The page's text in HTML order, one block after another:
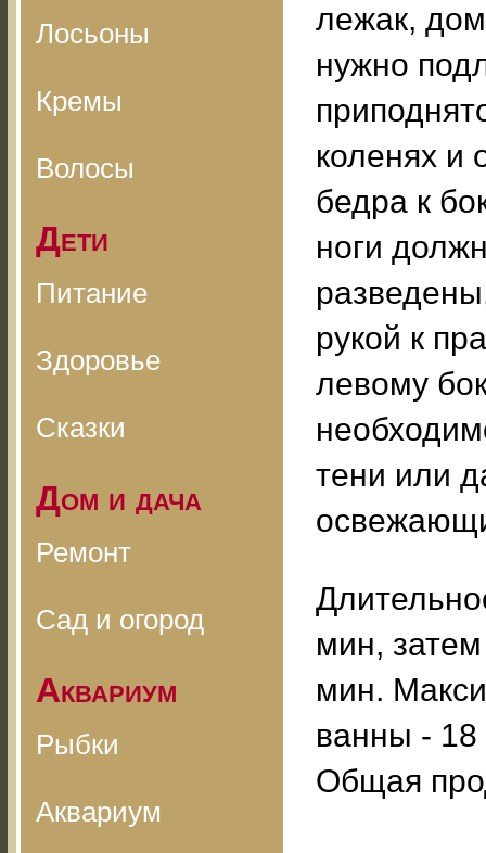
Лосьоны
Кремы
Волосы
Дети
Питание
Здоровье
Сказки
Дом и дача
Ремонт
Сад и огород
Аквариум
Рыбки
Аквариум
лежак,
нужно
коленях и
бедра к
ноги
рукой к
левому
тени или
мин,
мин.
ванны - 18
Общая